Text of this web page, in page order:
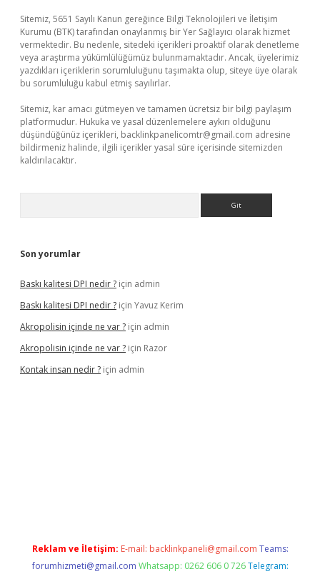
Sitemiz, 5651 Sayılı Kanun gereğince Bilgi Teknolojileri ve İletişim
Kurumu (BTK) tarafından onaylanmış bir Yer Sağlayıcı olarak hizmet
vermektedir. Bu nedenle, sitedeki içerikleri proaktif olarak denetleme
veya araştırma yükümlülüğümüz bulunmamaktadır. Ancak, üyelerimiz
yazdıkları içeriklerin sorumluluğunu taşımakta olup, siteye üye olarak
bu sorumluluğu kabul etmiş sayılırlar.
Sitemiz, kar amacı gütmeyen ve tamamen ücretsiz bir bilgi paylaşım
platformudur. Hukuka ve yasal düzenlemelere aykırı olduğunu
düşündüğünüz içerikleri, backlinkpanelicomtr@gmail.com adresine
bildirmeniz halinde, ilgili içerikler yasal süre içerisinde sitemizden
kaldırılacaktır.
Son yorumlar
Baskı kalitesi DPI nedir ? için admin
Baskı kalitesi DPI nedir ? için Yavuz Kerim
Akropolisin içinde ne var ? için admin
Akropolisin içinde ne var ? için Razor
Kontak insan nedir ? için admin
Reklam ve İletişim: E-mail: backlinkpaneli@gmail.com Teams:
forumhizmeti@gmail.com Whatsapp: 0262 606 0 726 Telegram: